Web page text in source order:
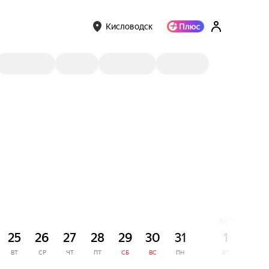
Кисловодск
25
ВТ
26
СР
27
ЧТ
28
ПТ
29
СБ
30
ВС
31
ПН
1
ВТ